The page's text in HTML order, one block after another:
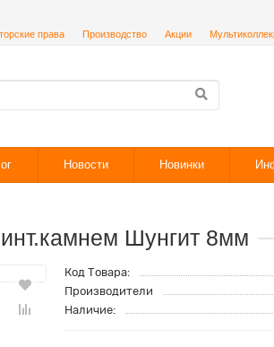
права Производство Акции
Новости Новинки
Шунгит 8мм
Код Товара:
Производители
Наличие: